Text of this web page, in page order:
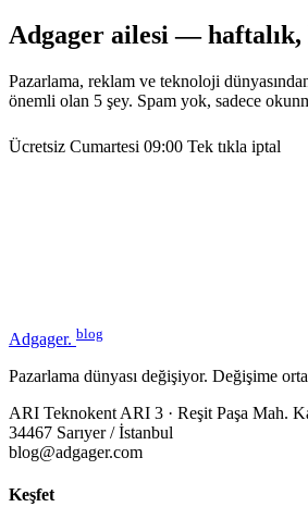
Adgager ailesi — haftalık,
Pazarlama, reklam ve teknoloji
önemli olan 5 şey. Spam yok, sadece
Ücretsiz Cumartesi 09:00 Tek tıkla iptal
Adgager. blog
Pazarlama dünyası değişiyor. Değişime
ARI Teknokent ARI 3 · Reşit Paşa Mah.
34467 Sarıyer / İstanbul
blog@adgager.com
Keşfet